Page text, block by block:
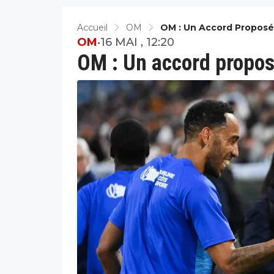
Accueil OM OM : Un Accord
OM : Un accord
OM•16 MAI , 12:20